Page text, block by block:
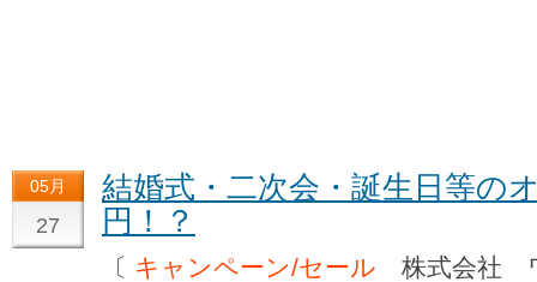
05月
27
結婚式・二次会・誕生日等の
円！？
〔 キャンペーン/セール 株式会社